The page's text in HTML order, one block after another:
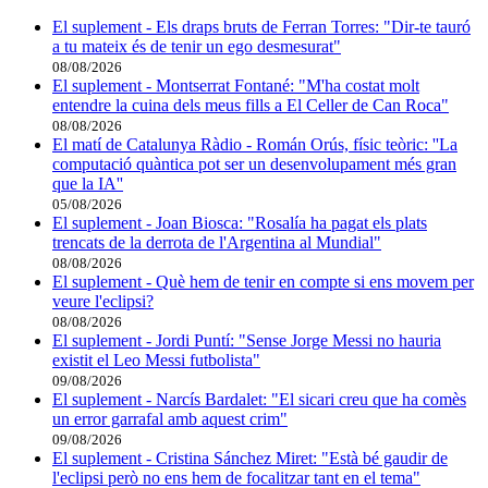
El suplement - Els draps bruts de Ferran Torres: "Dir-te tauró
a tu mateix és de tenir un ego desmesurat"
08/08/2026
El suplement - Montserrat Fontané: "M'ha costat molt
entendre la cuina dels meus fills a El Celler de Can Roca"
08/08/2026
El matí de Catalunya Ràdio - Román Orús, físic teòric: ''La
computació quàntica pot ser un desenvolupament més gran
que la IA''
05/08/2026
El suplement - Joan Biosca: "Rosalía ha pagat els plats
trencats de la derrota de l'Argentina al Mundial"
08/08/2026
El suplement - Què hem de tenir en compte si ens movem per
veure l'eclipsi?
08/08/2026
El suplement - Jordi Puntí: "Sense Jorge Messi no hauria
existit el Leo Messi futbolista"
09/08/2026
El suplement - Narcís Bardalet: "El sicari creu que ha comès
un error garrafal amb aquest crim"
09/08/2026
El suplement - Cristina Sánchez Miret: "Està bé gaudir de
l'eclipsi però no ens hem de focalitzar tant en el tema"